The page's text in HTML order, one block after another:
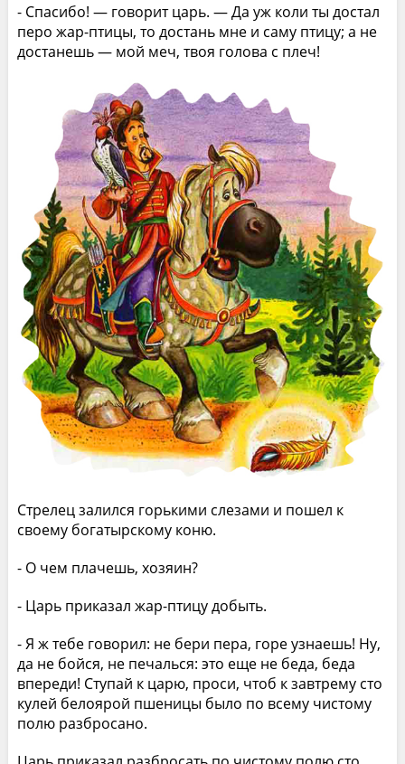
- Спасибо! — говорит царь. — Да уж коли ты достал
перо жар-птицы, то достань мне и саму птицу; а не
достанешь — мой меч, твоя голова с плеч!
Стрелец залился горькими слезами и пошел к
своему богатырскому коню.
- О чем плачешь, хозяин?
- Царь приказал жар-птицу добыть.
- Я ж тебе говорил: не бери пера, горе узнаешь! Ну,
да не бойся, не печалься: это еще не беда, беда
впереди! Ступай к царю, проси, чтоб к завтрему сто
кулей белоярой пшеницы было по всему чистому
полю разбросано.